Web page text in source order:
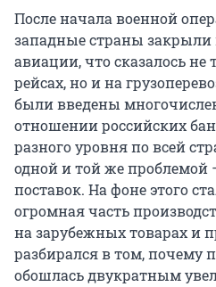
После начала военной
западные страны закрыли
авиации, что сказалось не
рейсах, но и на
были введены
отношении российских
разного уровня по всей
одной и той же
поставок. На фоне этого
огромная часть
на зарубежных товарах и
разбирался в том, почему
обошлась двукратным